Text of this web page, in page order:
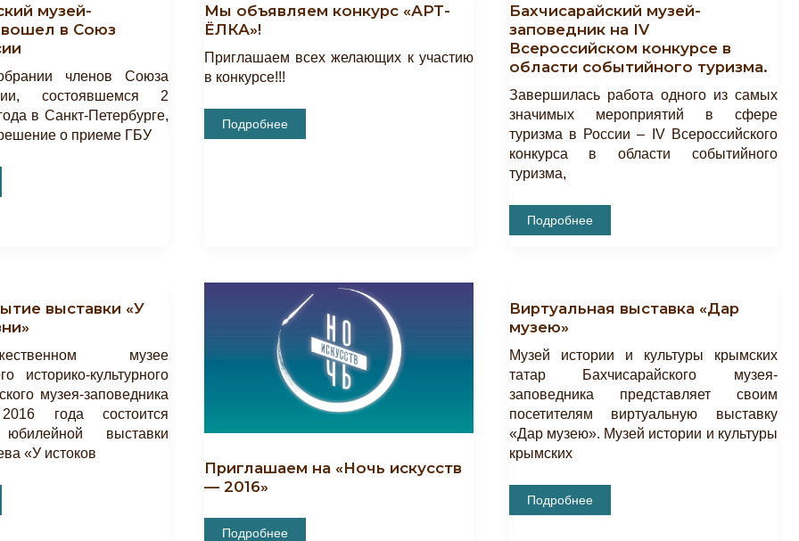
«Памятники
Бахчисарая
В
Объективе
Фотокамеры,
1910-
музей-
в Союз
членов Союза
состоявшемся 2
в Санкт-Петербурге,
о приеме ГБУ
Мы объявляем конкурс «АРТ-
ЁЛКА»!
Приглашаем всех желающих к участию
в конкурсе!!!
Мы
Объявляем
Подробнее
Бахчисарайский музей-
заповедник на IV
Всероссийском конкурсе в
области событийного туризма.
Завершилась работа одного из самых
значимых мероприятий в сфере
туризма в России – IV Всероссийского
конкурса в области событийного
туризма,
Бахчисарайский
Музей-
В
Области
Событийного
Подробнее
выставки «У
музее
историко-культурного
музея-заповедника
года состоится
юбилейной выставки
«У истоков
Приглашаем на «Ночь искусств
— 2016»
Приглашаем
Подробнее
Виртуальная выставка «Дар
музею»
Музей истории и культуры крымских
татар Бахчисарайского музея-
заповедника представляет своим
посетителям виртуальную выставку
«Дар музею». Музей истории и культуры
крымских
Виртуальная
Выставка
Подробнее